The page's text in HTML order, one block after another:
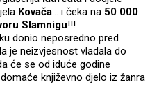
Kovača... i čeka na 50 000
Slamnigu!!!
donio neposredno pred
je neizvjesnost vladala do
će se od iduće godine
književno djelo iz žanra